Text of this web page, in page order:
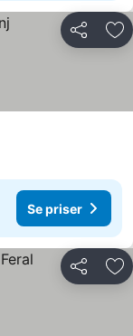
Del
Se priser
Del